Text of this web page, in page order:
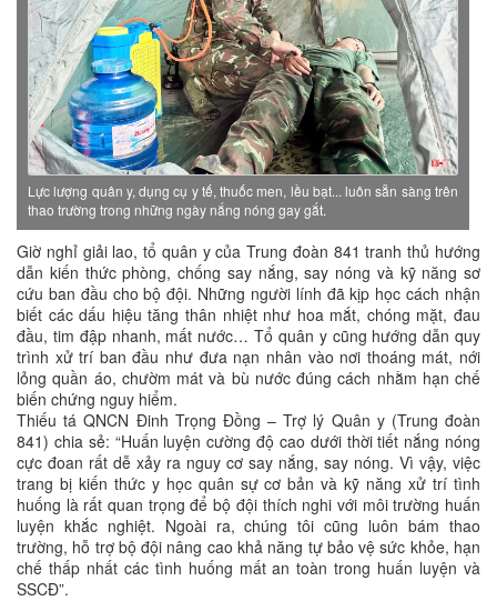
Lực lượng quân y, dụng cụ y tế, thuốc men, lều bạt... luôn sẵn sàng trên
thao trường trong những ngày nắng nóng gay gắt.
Giờ nghỉ giải lao, tổ quân y của Trung đoàn 841 tranh thủ hướng
dẫn kiến thức phòng, chống say nắng, say nóng và kỹ năng sơ
cứu ban đầu cho bộ đội. Những người lính đã kịp học cách nhận
biết các dấu hiệu tăng thân nhiệt như hoa mắt, chóng mặt, đau
đầu, tim đập nhanh, mất nước… Tổ quân y cũng hướng dẫn quy
trình xử trí ban đầu như đưa nạn nhân vào nơi thoáng mát, nới
lỏng quần áo, chườm mát và bù nước đúng cách nhằm hạn chế
biến chứng nguy hiểm.
Thiếu tá QNCN Đinh Trọng Đồng – Trợ lý Quân y (Trung đoàn
841) chia sẻ: “Huấn luyện cường độ cao dưới thời tiết nắng nóng
cực đoan rất dễ xảy ra nguy cơ say nắng, say nóng. Vì vậy, việc
trang bị kiến thức y học quân sự cơ bản và kỹ năng xử trí tình
huống là rất quan trọng để bộ đội thích nghi với môi trường huấn
luyện khắc nghiệt. Ngoài ra, chúng tôi cũng luôn bám thao
trường, hỗ trợ bộ đội nâng cao khả năng tự bảo vệ sức khỏe, hạn
chế thấp nhất các tình huống mất an toàn trong huấn luyện và
SSCĐ”.